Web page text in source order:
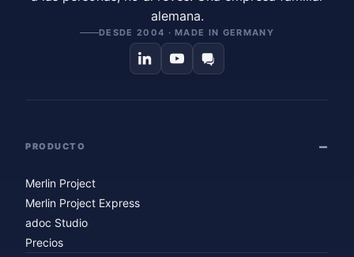
alemana.
DESDE 2004 · MADE IN GERMANY
PRODUCTO
Merlin Project
Merlin Project Express
adoc Studio
Precios